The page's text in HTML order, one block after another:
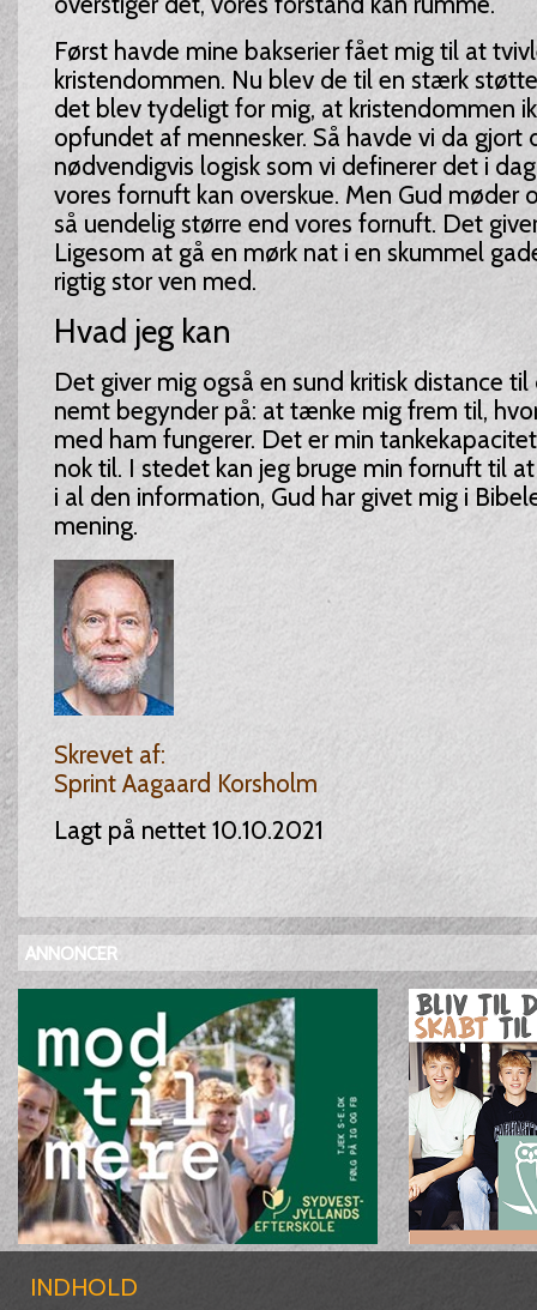
Først havde mine bakserier fået mig til at
kristendommen. Nu blev de til en stærk
det blev tydeligt for mig, at kristendommen
opfundet af mennesker. Så havde vi da gjort
nødvendigvis logisk som vi definerer det i
vores fornuft kan overskue. Men Gud møder
så uendelig større end vores fornuft. Det
Ligesom at gå en mørk nat i en skummel
rigtig stor ven med.
Hvad jeg kan
Det giver mig også en sund kritisk distance
nemt begynder på: at tænke mig frem til,
med ham fungerer. Det er min
nok til. I stedet kan jeg bruge min fornuft til
i al den information, Gud har givet mig i
mening.
Skrevet af:
Sprint Aagaard Korsholm
Lagt på nettet 10.10.2021
ANNONCER
INDHOLD